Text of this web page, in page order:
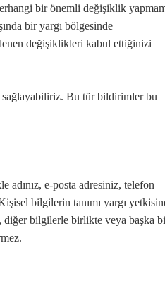
bir önemli değişiklik
bir yargı bölgesinde
değişiklikleri kabul ettiğinizi
sağlayabiliriz. Bu tür bildirimler bu
e-posta adresiniz, telefon
bilgilerin tanımı yargı
diğer bilgilerle birlikte veya başka